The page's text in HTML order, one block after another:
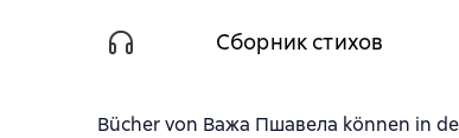
Сборник стихов
Bücher von Важа Пшавела können in